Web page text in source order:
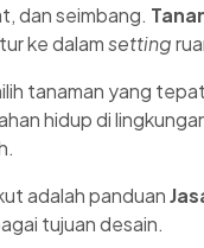
dan seimbang.
ke dalamsetting
tanaman yang
hidup di
adalah panduan
tujuan desain.